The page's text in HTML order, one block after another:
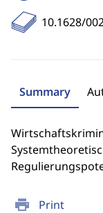
print Print
10.1628/
Summary